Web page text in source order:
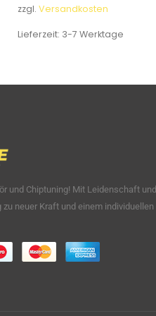
zzgl. Versandkosten
Lieferzeit: 3-7 Werktage
und Chiptuning! Mit Leidenschaft und
neuer Kraft und einem individuellen